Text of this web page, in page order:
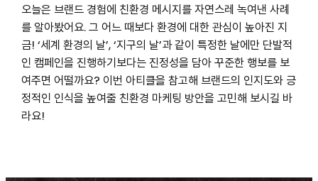
오늘은 브랜드 경험에 친환경 메시지를 자연스레 녹여낸 사례
를 알아봤어요. 그 어느 때보다 환경에 대한 관심이 높아진 지
금! ‘세계 환경의 날’, ‘지구의 날’과 같이 특정한 날에만 단발적
인 캠페인을 진행하기보다는 진정성을 담아 꾸준한 행보를 보
여주면 어떨까요? 이번 아티클을 참고해 브랜드의 인지도와 긍
정적인 인식을 높여줄 친환경 마케팅 방안을 고민해 보시길 바
라요!